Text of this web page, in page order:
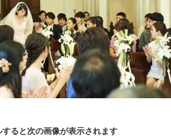
ると次の画像が表示されます